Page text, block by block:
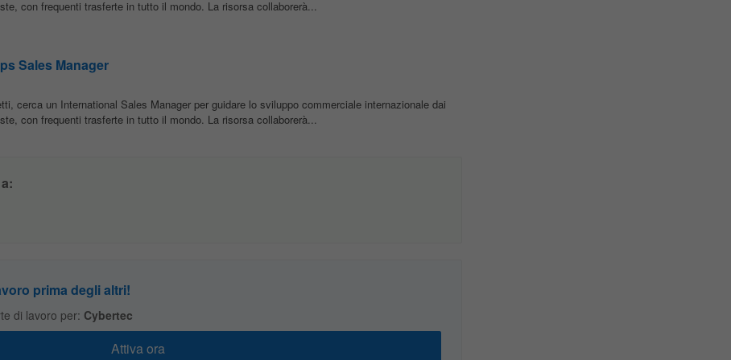
con frequenti trasferte in tutto il mondo. La risorsa collaborerà...
Sales Manager
cerca un International Sales Manager per guidare lo sviluppo commerciale internazionale dai
con frequenti trasferte in tutto il mondo. La risorsa collaborerà...
prima degli altri!
di lavoro per: Cybertec